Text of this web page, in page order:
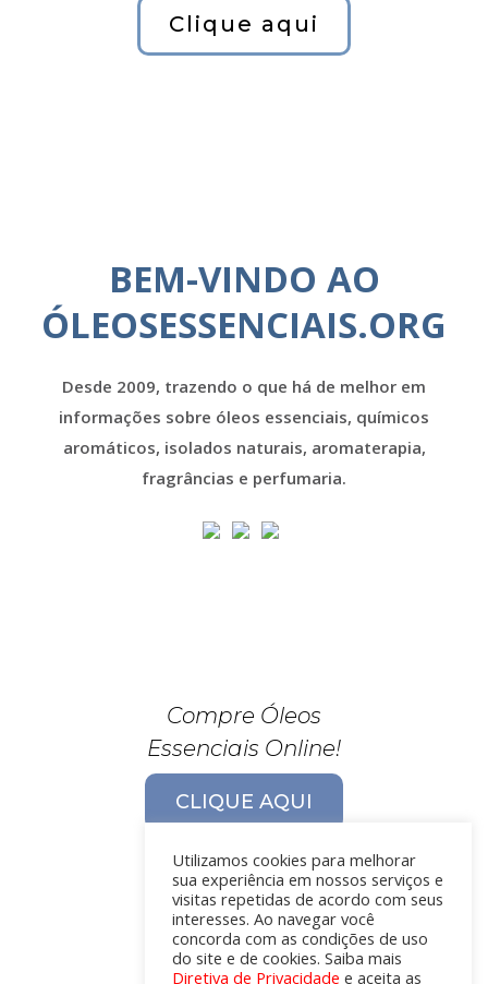
Clique aqui
BEM-VINDO AO
ÓLEOSESSENCIAIS.ORG
Desde 2009, trazendo o que há de melhor em
informações sobre óleos essenciais, químicos
aromáticos, isolados naturais, aromaterapia,
fragrâncias e perfumaria.
Compre Óleos
Essenciais Online!
CLIQUE AQUI
Utilizamos cookies para melhorar
sua experiência em nossos serviços e
visitas repetidas de acordo com seus
interesses. Ao navegar você
concorda com as condições de uso
do site e de cookies. Saiba mais
Diretiva de Privacidade e aceita as